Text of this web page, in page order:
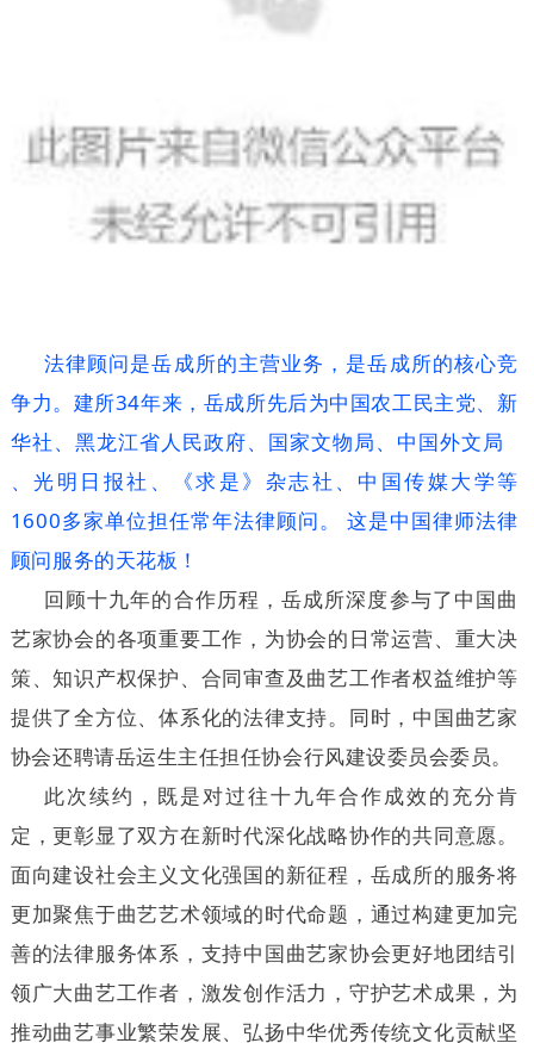
法律顾问是岳成所的主营业务，是岳成所的核心竞
争力。建所34年来，岳成所先后为中国农工民主党、新
华社、黑龙江省人民政府、国家文物局、 中国外文局
、光明日报社、《求是》杂志社、中国传媒大学等
1600多家单位担任常年法律顾问。 这是中国律师法律
顾问服务的天花板！
回顾十九年的合作历程，岳成所深度参与了中国曲
艺家协会的各项重要工作，为协会的日常运营、重大决
策、知识产权保护、合同审查及曲艺工作者权益维护等
提供了全方位、体系化的法律支持。同时，中国曲艺家
协会还聘请岳运生主任担任协会行风建设委员会委员。
此次续约，既是对过往十九年合作成效的充分肯
定，更彰显了双方在新时代深化战略协作的共同意愿。
面向建设社会主义文化强国的新征程，岳成所的服务将
更加聚焦于曲艺艺术领域的时代命题，通过构建更加完
善的法律服务体系，支持中国曲艺家协会更好地团结引
领广大曲艺工作者，激发创作活力，守护艺术成果，为
推动曲艺事业繁荣发展、弘扬中华优秀传统文化贡献坚